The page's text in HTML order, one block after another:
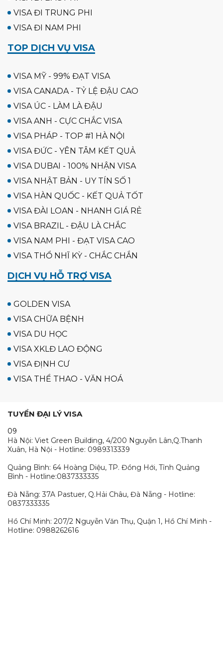
VISA ĐI TRUNG PHI
VISA ĐI NAM PHI
TOP DỊCH VỤ VISA
VISA MỸ - 99% ĐẠT VISA
VISA CANADA - TỶ LỆ ĐẬU CAO
VISA ÚC - LÀM LÀ ĐẬU
VISA ANH - CỰC CHẮC VISA
VISA PHÁP - TOP #1 HÀ NỘI
VISA ĐỨC - YÊN TÂM KẾT QUẢ
VISA DUBAI - 100% NHẬN VISA
VISA NHẬT BẢN - UY TÍN SỐ 1
VISA HÀN QUỐC - KẾT QUẢ TỐT
VISA ĐÀI LOAN - NHANH GIÁ RẺ
VISA BRAZIL - ĐẬU LÀ CHẮC
VISA NAM PHI - ĐẠT VISA CAO
VISA THỔ NHĨ KỲ - CHẮC CHẮN
DỊCH VỤ HỖ TRỢ VISA
GOLDEN VISA
VISA CHỮA BỆNH
VISA DU HỌC
VISA XKLĐ LAO ĐỘNG
VISA ĐỊNH CƯ
VISA THỂ THAO - VĂN HOÁ
TUYỂN ĐẠI LÝ VISA
09
Hà Nội: Viet Green Building, 4/200 Nguyễn Lân,Q.Thanh
Xuân, Hà Nội - Hotline: 0989313339
Quảng Bình: 64 Hoàng Diệu, TP. Đồng Hới, Tỉnh Quảng
Bình - Hotline:0837333335
Đà Nẵng: 37A Pastuer, Q.Hải Châu, Đà Nẵng - Hotline:
0837333335
Hồ Chí Minh: 207/2 Nguyễn Văn Thụ, Quận 1, Hồ Chí Minh -
Hotline: 0988262616